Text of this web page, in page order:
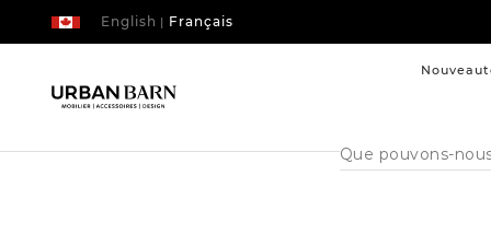
| Français
English
Cataloque
de